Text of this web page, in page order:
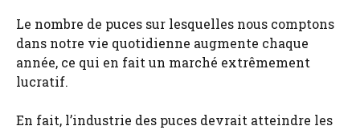
Le nombre de puces sur lesquelles nous comptons
dans notre vie quotidienne augmente chaque
année, ce qui en fait un marché extrêmement
lucratif.
En fait, l’industrie des puces devrait atteindre les